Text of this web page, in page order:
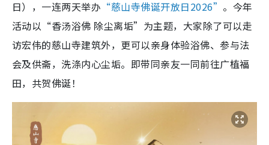
日），一连两天举办 “慈山寺佛诞开放日2026” 。今年
活动以“香汤浴佛 除尘离垢”为主题，大家除了可以走
访宏伟的慈山寺建筑外，更可以亲身体验浴佛、参与法
会及供斋，洗涤内心尘垢。即带同亲友一同前往广植福
田，共贺佛诞！